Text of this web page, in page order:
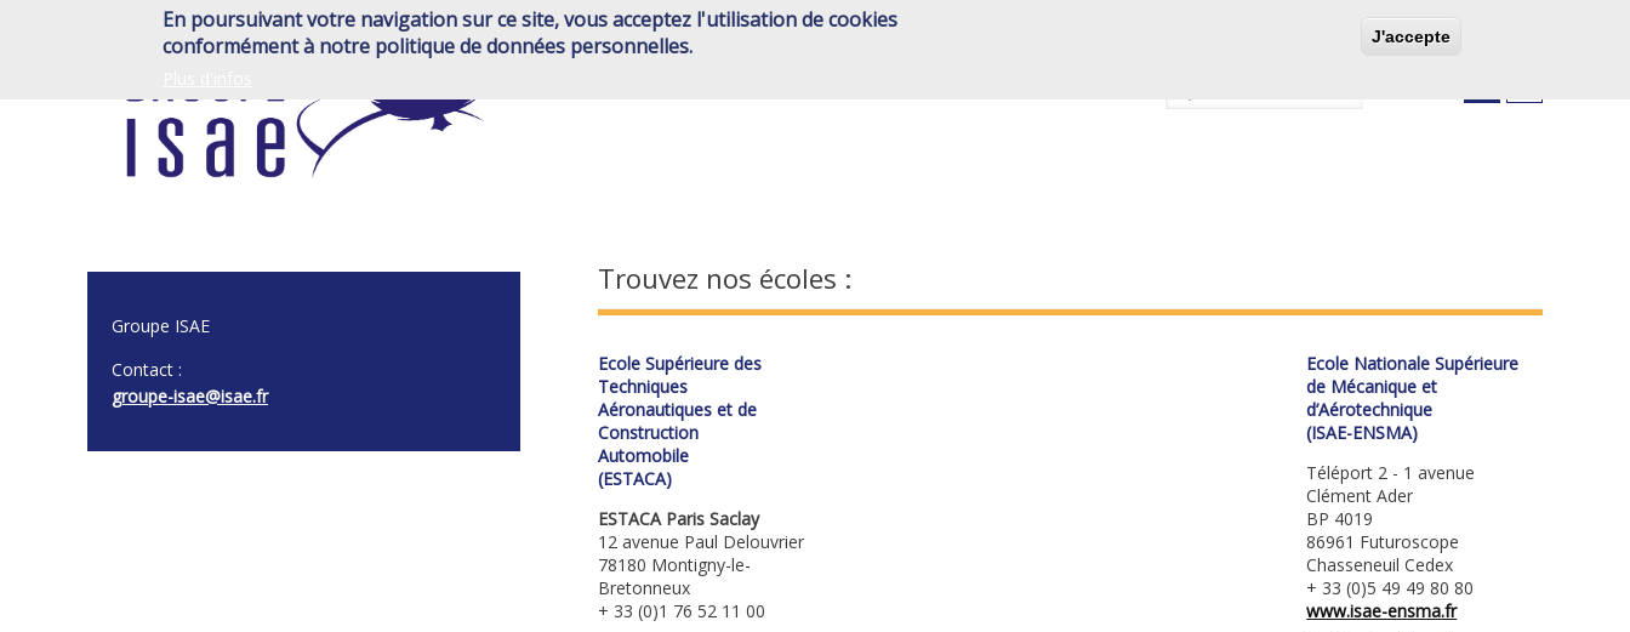
En poursuivant votre navigation sur ce site, vous acceptez l'utilisation de cookies
conformément à notre politique de données personnelles.
J'accepte
Navigation
GROUPE ISAE ÉCOLES ACTIONS COMMUNES PARTENAIRES CONTACT
Groupe ISAE
Contact :
groupe-isae@isae.fr
Trouvez nos écoles :
Ecole Supérieure des
Techniques
Aéronautiques et de
Construction
Automobile
(ESTACA)
ESTACA Paris Saclay
12 avenue Paul Delouvrier
78180 Montigny-le-
Bretonneux
+ 33 (0)1 76 52 11 00
Ecole Nationale Supérieure
de Mécanique et
d’Aérotechnique
(ISAE-ENSMA)
Téléport 2 - 1 avenue
Clément Ader
BP 4019
86961 Futuroscope
Chasseneuil Cedex
+ 33 (0)5 49 49 80 80
www.isae-ensma.fr